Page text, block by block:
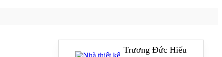
Trương Đức Hiếu